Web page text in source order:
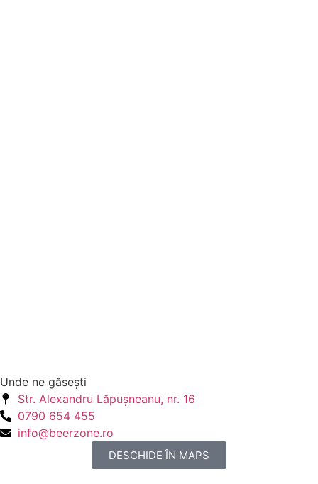
Unde ne găseşti
Str. Alexandru Lăpuşneanu, nr. 16
0790 654 455
info@beerzone.ro
DESCHIDE ÎN MAPS